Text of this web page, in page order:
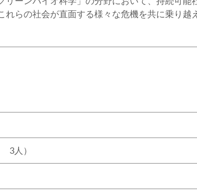
らの社会が直面する様々な危機を共に乗り越
3人）